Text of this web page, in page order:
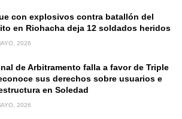
con explosivos contra batallón del
en Riohacha deja 12 soldados heridos
2026
de Arbitramento falla a favor de Triple
sus derechos sobre usuarios e
en Soledad
2026